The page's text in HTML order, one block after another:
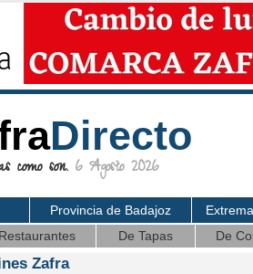
Directo
como son. 6 Agosto 2026
Provincia de Badajoz
Restaurantes De Tapas De
Zafra